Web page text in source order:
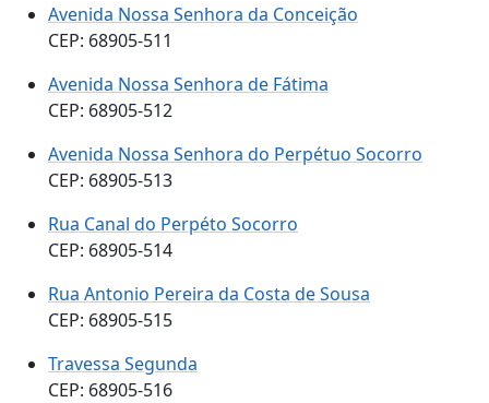
Avenida Nossa Senhora da Conceição
CEP: 68905-511
Avenida Nossa Senhora de Fátima
CEP: 68905-512
Avenida Nossa Senhora do Perpétuo Socorro
CEP: 68905-513
Rua Canal do Perpéto Socorro
CEP: 68905-514
Rua Antonio Pereira da Costa de Sousa
CEP: 68905-515
Travessa Segunda
CEP: 68905-516